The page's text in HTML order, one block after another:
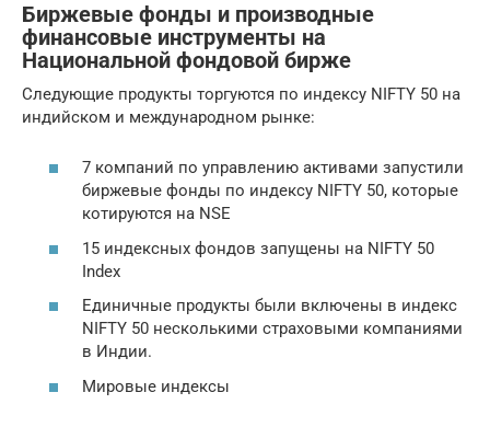
Биржевые фонды и производные
финансовые инструменты на
Национальной фондовой бирже
Следующие продукты торгуются по индексу NIFTY 50 на
индийском и международном рынке:
7 компаний по управлению активами запустили
биржевые фонды по индексу NIFTY 50, которые
котируются на NSE
15 индексных фондов запущены на NIFTY 50
Index
Единичные продукты были включены в индекс
NIFTY 50 несколькими страховыми компаниями
в Индии.
Мировые индексы